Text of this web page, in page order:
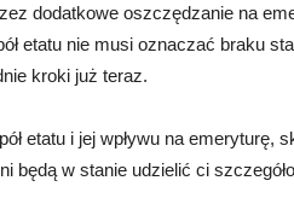
dodatkowe oszczędzanie na
etatu nie musi oznaczać braku
kroki już teraz.
etatu i jej wpływu na emeryturę,
będą w stanie udzielić ci